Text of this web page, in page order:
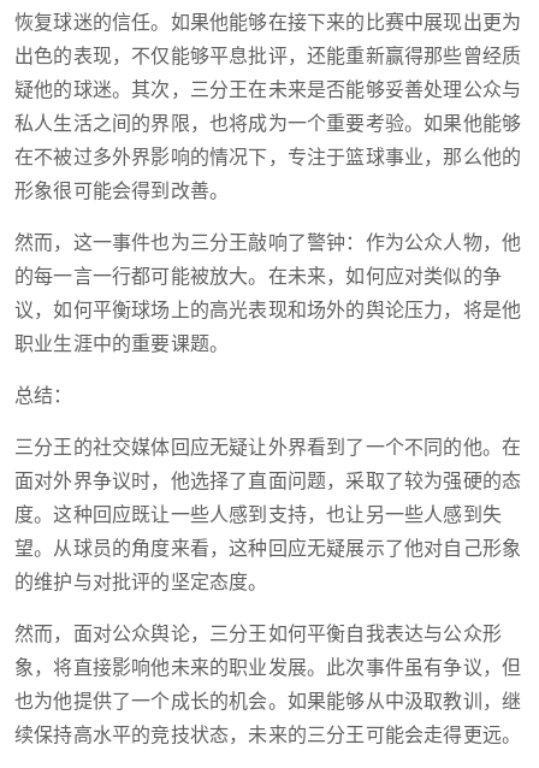
恢复球迷的信任。如果他能够在接下来的比赛中展现出更为
出色的表现，不仅能够平息批评，还能重新赢得那些曾经质
疑他的球迷。其次，三分王在未来是否能够妥善处理公众与
私人生活之间的界限，也将成为一个重要考验。如果他能够
在不被过多外界影响的情况下，专注于篮球事业，那么他的
形象很可能会得到改善。
然而，这一事件也为三分王敲响了警钟：作为公众人物，他
的每一言一行都可能被放大。在未来，如何应对类似的争
议，如何平衡球场上的高光表现和场外的舆论压力，将是他
职业生涯中的重要课题。
总结：
三分王的社交媒体回应无疑让外界看到了一个不同的他。在
面对外界争议时，他选择了直面问题，采取了较为强硬的态
度。这种回应既让一些人感到支持，也让另一些人感到失
望。从球员的角度来看，这种回应无疑展示了他对自己形象
的维护与对批评的坚定态度。
然而，面对公众舆论，三分王如何平衡自我表达与公众形
象，将直接影响他未来的职业发展。此次事件虽有争议，但
也为他提供了一个成长的机会。如果能够从中汲取教训，继
续保持高水平的竞技状态，未来的三分王可能会走得更远。